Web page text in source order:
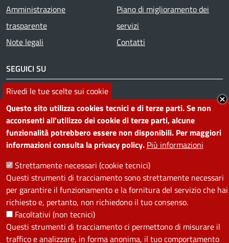
Rivedi le tue scelte sui cookie
Questo sito utilizza cookies tecnici e di terze parti. Se non
acconsenti all'utilizzo dei cookie di terze parti, alcune
funzionalità potrebbero essere non disponibili. Per maggiori
informazioni consulta la privacy policy. Più informazioni
Strettamente necessari (cookie tecnici)
Questi strumenti di tracciamento sono strettamente necessari
per garantire il funzionamento e la fornitura del servizio che hai
richiesto e, pertanto, non richiedono il tuo consenso.
Facoltativi (non tecnici)
Questi strumenti di tracciamento ci permettono di misurare il
traffico e analizzare, in forma anonima, il tuo comportamento
Amministrazione
trasparente
Note legali
Piano di miglioramento dei
servizi
Contatti
SEGUICI SU
Facebook
Instagram
YouTube
Telegram
WhatsApp
TwitterLinkedin
PRIVACY
Useful links section
PRIVACY